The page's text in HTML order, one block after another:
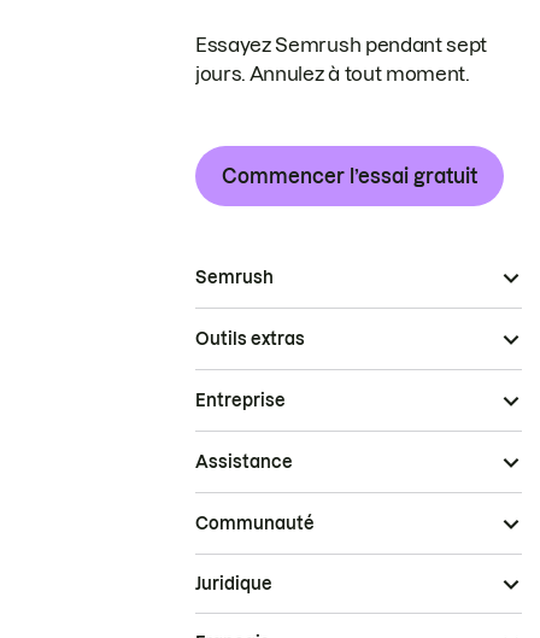
Essayez Semrush pendant sept
jours. Annulez à tout moment.
Commencer l’essai gratuit
Semrush
Outils extras
Entreprise
Assistance
Communauté
Juridique